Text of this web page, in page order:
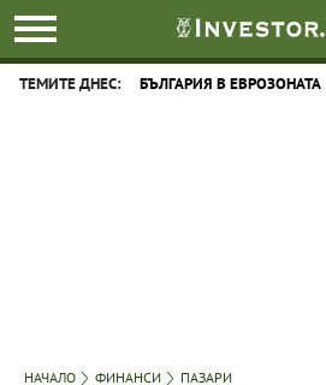
ТЕМИТЕ ДНЕС: БЪЛГАРИЯ В ЕВРОЗОНАТА
НАЧАЛО ФИНАНСИ ПАЗАРИ